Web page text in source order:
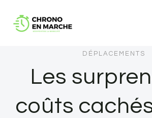
DÉPLACEMENTS
Les
coûts